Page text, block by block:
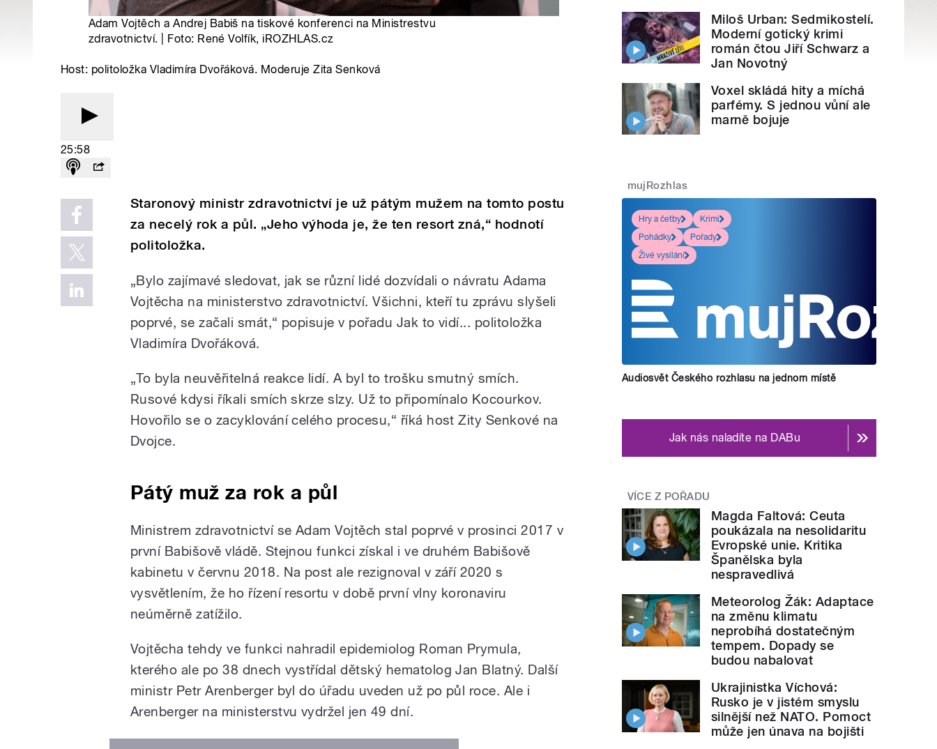
Adam Vojtěch a Andrej Babiš na tiskové konferenci na Ministrestvu
zdravotnictví. | Foto: René Volfík, iROZHLAS.cz
Host: politoložka Vladimíra Dvořáková. Moderuje Zita Senková
25:58
Staronový ministr zdravotnictví je už pátým mužem na tomto postu
za necelý rok a půl. „Jeho výhoda je, že ten resort zná,“ hodnotí
politoložka.
„Bylo zajímavé sledovat, jak se různí lidé dozvídali o návratu Adama
Vojtěcha na ministerstvo zdravotnictví. Všichni, kteří tu zprávu slyšeli
poprvé, se začali smát,“ popisuje v pořadu Jak to vidí... politoložka
Vladimíra Dvořáková.
„To byla neuvěřitelná reakce lidí. A byl to trošku smutný smích.
Rusové kdysi říkali smích skrze slzy. Už to připomínalo Kocourkov.
Hovořilo se o zacyklování celého procesu,“ říká host Zity Senkové na
Dvojce.
Pátý muž za rok a půl
Ministrem zdravotnictví se Adam Vojtěch stal poprvé v prosinci 2017 v
první Babišově vládě. Stejnou funkci získal i ve druhém Babišově
kabinetu v červnu 2018. Na post ale rezignoval v září 2020 s
vysvětlením, že ho řízení resortu v době první vlny koronaviru
neúměrně zatížilo.
Vojtěcha tehdy ve funkci nahradil epidemiolog Roman Prymula,
kterého ale po 38 dnech vystřídal dětský hematolog Jan Blatný. Další
ministr Petr Arenberger byl do úřadu uveden už po půl roce. Ale i
Arenberger na ministerstvu vydržel jen 49 dní.
Miloš Urban: Sedmikostelí.
Moderní gotický krimi
román čtou Jiří Schwarz a
Jan Novotný
Voxel skládá hity a míchá
parfémy. S jednou vůní ale
marně bojuje
mujRozhlas
Hry a četby
Krimi
Pohádky
Pořady
Živé vysílání
Audiosvět Českého rozhlasu na jednom místě
Jak nás naladíte na DABu
VÍCE Z POŘADU
Magda Faltová: Ceuta
poukázala na nesolidaritu
Evropské unie. Kritika
Španělska byla
nespravedlivá
Meteorolog Žák: Adaptace
na změnu klimatu
neprobíhá dostatečným
tempem. Dopady se
budou nabalovat
Ukrajinistka Víchová:
Rusko je v jistém smyslu
silnější než NATO. Pomoct
může jen únava na bojišti